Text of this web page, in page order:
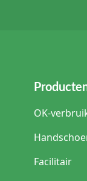
OK-
Facilitair